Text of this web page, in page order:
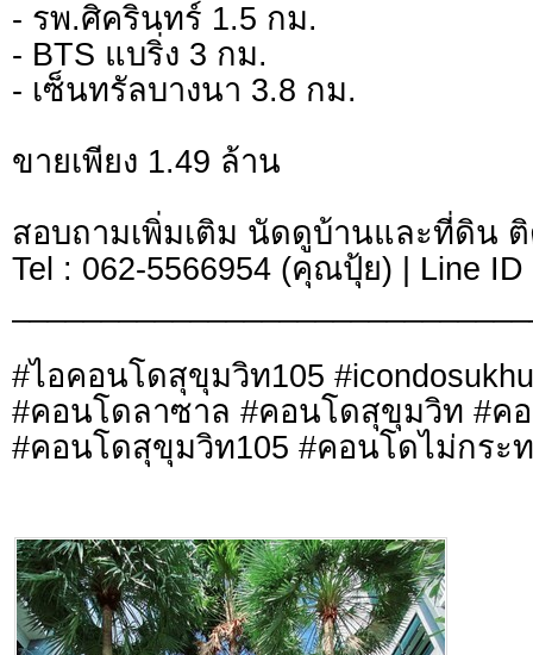
- รพ.ศิครินทร์ 1.5 กม.
- BTS แบริ่ง 3 กม.
- เซ็นทรัลบางนา 3.8 กม.
ขายเพียง 1.49 ล้าน
สอบถามเพิ่มเติม นัดดูบ้านและที่ดิน
Tel : 062-5566954 (คุณปุ้ย) | Line ID
#ไอคอนโดสุขุมวิท105
#คอนโดลาซาล #คอนโดสุขุมวิท #ค
#คอนโดสุขุมวิท105 #คอนโดไม่กระ